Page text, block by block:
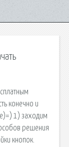
конечно и
1) заходим
решения
кнопок.